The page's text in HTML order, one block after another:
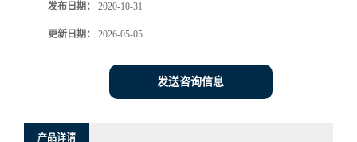
发布日期： 2020-10-31
更新日期： 2026-05-05
发送咨询信息
产品详请